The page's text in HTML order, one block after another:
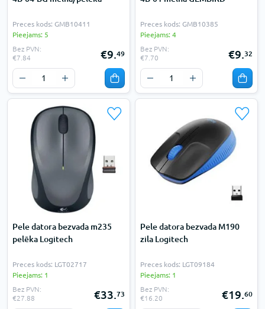
Preces kods: GMB10411
Pieejams: 5
Bez PVN:
€7.84
€9.49
Preces kods: GMB10385
Pieejams: 4
Bez PVN:
€7.70
€9.32
Pele datora bezvada m235
pelēka Logitech
Preces kods: LGT02717
Pieejams: 1
Bez PVN:
€27.88
€33.73
Pele datora bezvada M190
zila Logitech
Preces kods: LGT09184
Pieejams: 1
Bez PVN:
€16.20
€19.60